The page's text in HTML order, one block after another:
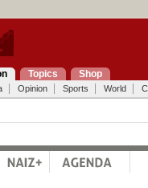
Topics Shop
Opinion Sports World